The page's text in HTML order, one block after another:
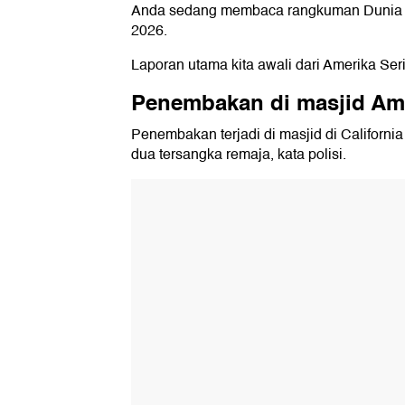
Anda sedang membaca rangkuman
2026.
Laporan utama kita awali dari Amerika
Penembakan di masjid
Penembakan terjadi di masjid di
dua tersangka remaja, kata polisi.